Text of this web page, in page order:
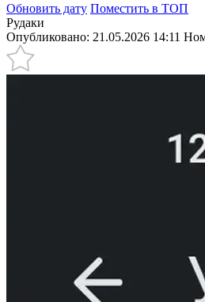
Обновить дату Поместить в ТОП
Рудаки
Опубликовано: 21.05.2026 14:11